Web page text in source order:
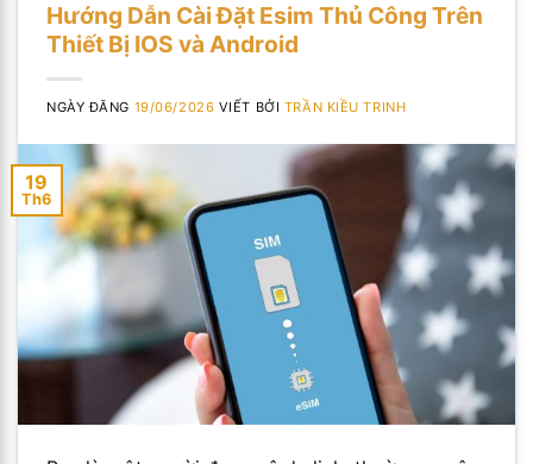
Hướng Dẫn Cài Đặt Esim Thủ Công Trên
Thiết Bị IOS và Android
NGÀY ĐĂNG 19/06/2026 VIẾT BỞI TRẦN KIỀU TRINH
19
Th6